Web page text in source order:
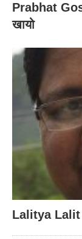
Prabhat
खायो
Lalitya Lalit